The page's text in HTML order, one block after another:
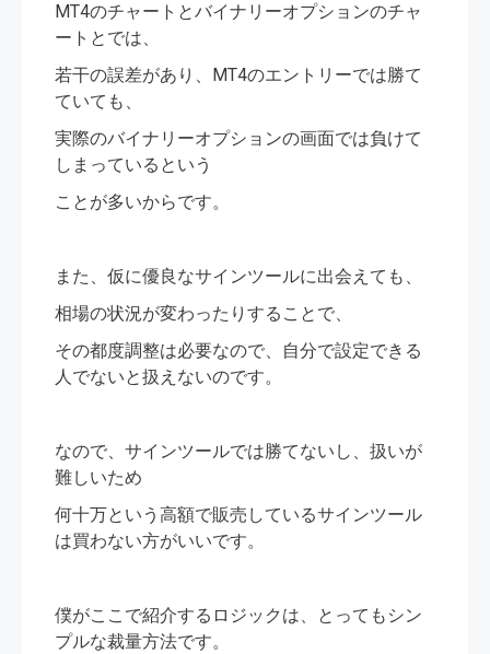
MT4のチャートとバイナリーオプションのチャ
ートとでは、
若干の誤差があり、MT4のエントリーでは勝て
ていても、
実際のバイナリーオプションの画面では負けて
しまっているという
ことが多いからです。
また、仮に優良なサインツールに出会えても、
相場の状況が変わったりすることで、
その都度調整は必要なので、自分で設定できる
人でないと扱えないのです。
なので、サインツールでは勝てないし、扱いが
難しいため
何十万という高額で販売しているサインツール
は買わない方がいいです。
僕がここで紹介するロジックは、とってもシン
プルな裁量方法です。